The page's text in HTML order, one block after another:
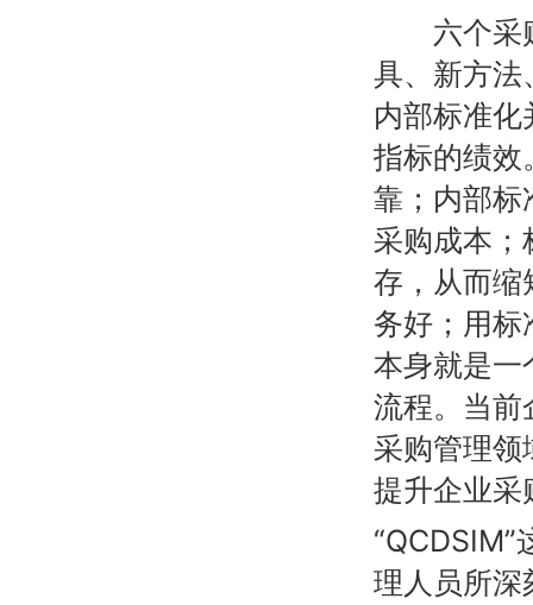
六个采购
具、新方法
内部标准
指标的绩效
靠；内部标
采购成本；
存，从而缩
务好；用标
本身就是一
流程。当前
采购管理领
提升企业采
理人员所深